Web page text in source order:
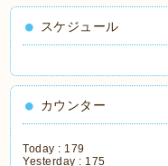
スケジュール
カウンター
Today : 179
Yesterday : 175